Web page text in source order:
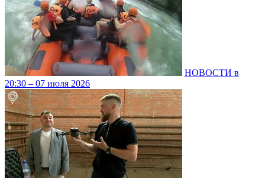
НОВОСТИ в
20:30 – 07 июля 2026